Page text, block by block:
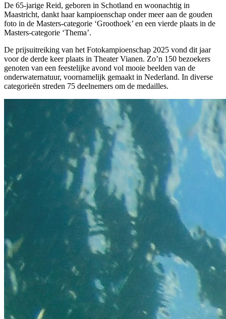
De 65-jarige Reid, geboren in Schotland en woonachtig in
Maastricht, dankt haar kampioenschap onder meer aan de gouden
foto in de Masters-categorie ‘Groothoek’ en een vierde plaats in de
Masters-categorie ‘Thema’.
De prijsuitreiking van het Fotokampioenschap 2025 vond dit jaar
voor de derde keer plaats in Theater Vianen. Zo’n 150 bezoekers
genoten van een feestelijke avond vol mooie beelden van de
onderwaternatuur, voornamelijk gemaakt in Nederland. In diverse
categorieën streden 75 deelnemers om de medailles.